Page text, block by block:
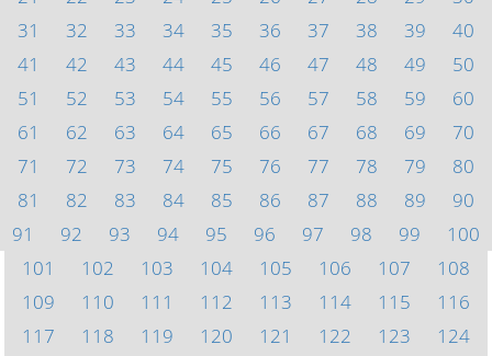
31
32 33 34 35 36 37 38 39
40
41
42 43 44 45 46 47 48 49
50
51
52 53 54 55 56 57 58 59
60
61
62 63 64 65 66 67 68 69
70
71
72 73 74 75 76 77 78 79
80
81
82 83 84 85 86 87 88 89
90
91
92 93 94 95 96 97 98 99
100
101
102 103 104 105 106 107
108
109
110 111 112 113 114 115
116
117
118 119 120 121 122 123
124